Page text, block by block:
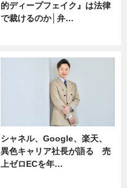
的ディープフェイク』は法律
で裁けるのか│弁…
シャネル、Google、楽天、
異色キャリア社長が語る 売
上ゼロECを年…